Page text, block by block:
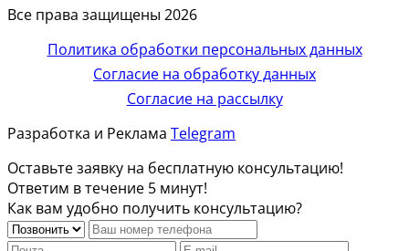
Все права защищены 2026
Политика обработки персональных данных
Согласие на обработку данных
Согласие на рассылку
Разработка и Реклама Telegram
Оставьте заявку на бесплатную консультацию!
Ответим в течение 5 минут!
Как вам удобно получить консультацию?